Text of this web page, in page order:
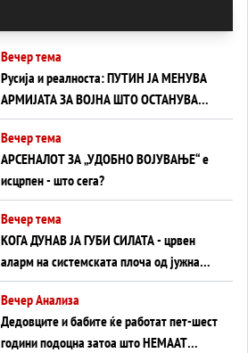
Вечер тема
Русија и реалноста: ПУТИН ЈА МЕНУВА
АРМИЈАТА ЗА ВОЈНА ШТО ОСТАНУВА
БЕЗ ФРОНТ
Вечер тема
АРСЕНАЛОТ ЗА „УДОБНО ВОЈУВАЊЕ“ е
исцрпен - што сега?
Вечер тема
КОГА ДУНАВ ЈА ГУБИ СИЛАТА - црвен
аларм на системската плоча од јужна
Германија до Црното Море...
Вечер Анализа
Дедовците и бабите ќе работат пет-шест
години подоцна затоа што НЕМААТ